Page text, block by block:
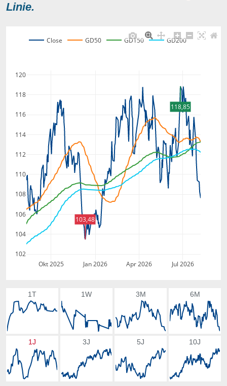
Linie.
Okt 2025 Jan 2026 Apr 2026 Jul 2026
102
104
106
108
110
112
114
116
118
120
Close GD50 GD150 GD200
118,85
103,48
1T 1W 3M 6M
1J 3J 5J 10J